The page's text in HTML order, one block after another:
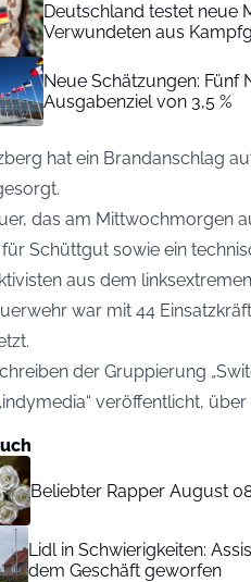
Deutschland testet neue
Verwundeten aus
Neue Schätzungen: Fünf
Ausgabenziel von 3,5 %
hat ein Brandanschlag
das am Mittwochmorgen
Schüttgut sowie ein
aus dem
war mit 44
der Gruppierung
veröffentlicht,
Beliebter Rapper August
Lidl in Schwierigkeiten:
dem Geschäft geworfen